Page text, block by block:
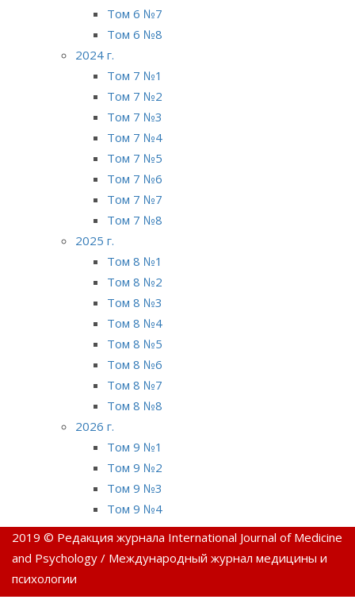
Том 6 №7
Том 6 №8
2024 г.
Том 7 №1
Том 7 №2
Том 7 №3
Том 7 №4
Том 7 №5
Том 7 №6
Том 7 №7
Том 7 №8
2025 г.
Том 8 №1
Том 8 №2
Том 8 №3
Том 8 №4
Том 8 №5
Том 8 №6
Том 8 №7
Том 8 №8
2026 г.
Том 9 №1
Том 9 №2
Том 9 №3
Том 9 №4
2019 © Редакция журнала International Journal of Medicine
and Psychology / Международный журнал медицины и
психологии